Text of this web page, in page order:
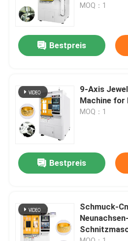
VR Show
Über uns
Qualitätskontrolle
Neuigkeiten
Fälle
Blog
MOQ：1
Bestpreis
9-Axis
Machine for
MOQ：1
Bestpreis
Schmuck-